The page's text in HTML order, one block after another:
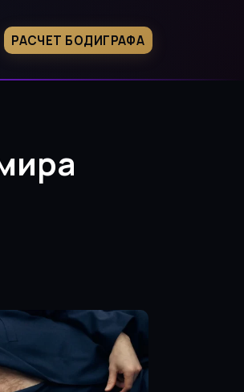
РАСЧЕТ БОДИГРАФА